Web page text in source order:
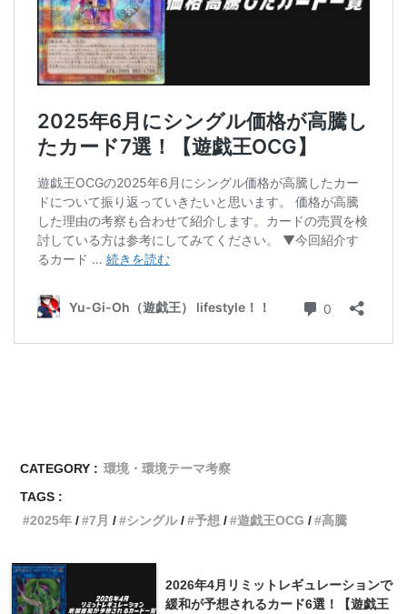
CATEGORY : 環境・環境テーマ考察
TAGS :
2025年
7月 シングル 予想 遊戯王OCG 高騰
2026年4月リミットレギュレーションで
緩和が予想されるカード6選！【遊戯王